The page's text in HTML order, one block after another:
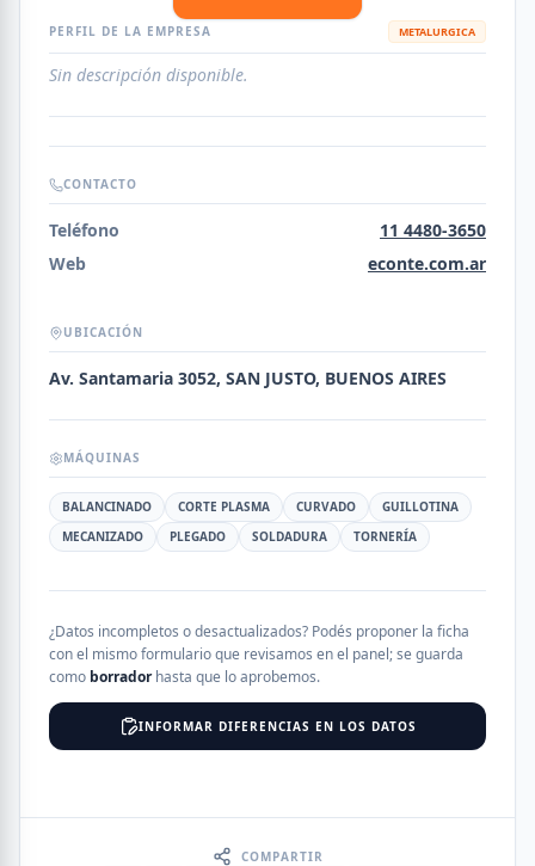
PERFIL DE LA EMPRESA METALURGICA
Sin descripción disponible.
CONTACTO
Teléfono
11 4480-3650
Web
econte.com.ar
UBICACIÓN
Av. Santamaria 3052, SAN JUSTO, BUENOS AIRES
MÁQUINAS
BALANCINADO CORTE PLASMA CURVADO
GUILLOTINA
MECANIZADO
PLEGADO SOLDADURA TORNERÍA
¿Datos incompletos o desactualizados? Podés proponer la ficha
con el mismo formulario que revisamos en el panel; se guarda
como borradorhasta que lo aprobemos.
INFORMAR DIFERENCIAS EN LOS DATOS
COMPARTIR